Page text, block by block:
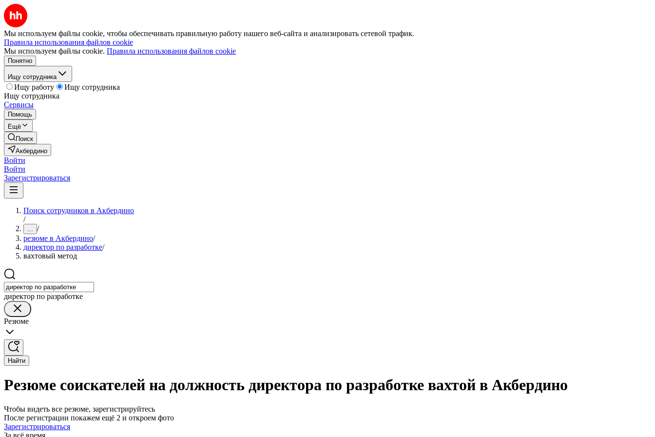
Мы используем файлы cookie, чтобы обеспечивать правильную работу нашего веб-сайта и анализировать сетевой трафик.
Правила использования файлов cookie
Мы используем файлы cookie. Правила использования файлов cookie
Понятно
Ищу сотрудника
Ищу работу
Ищу сотрудника
Ищу сотрудника
Сервисы
Помощь
Ещё
Поиск
Акбердино
Войти
Войти
Зарегистрироваться
Поиск сотрудников в Акбердино
/
... /
резюме в Акбердино/
директор по разработке/
вахтовый метод
директор по разработке
Резюме
Найти
Резюме соискателей на должность директора по разработке вахтой в Акбердино
Чтобы видеть все резюме, зарегистрируйтесь
После регистрации покажем ещё 2 и откроем фото
Зарегистрироваться
За всё время